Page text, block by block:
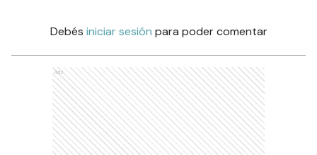
Debés iniciar sesión para poder comentar
Ads